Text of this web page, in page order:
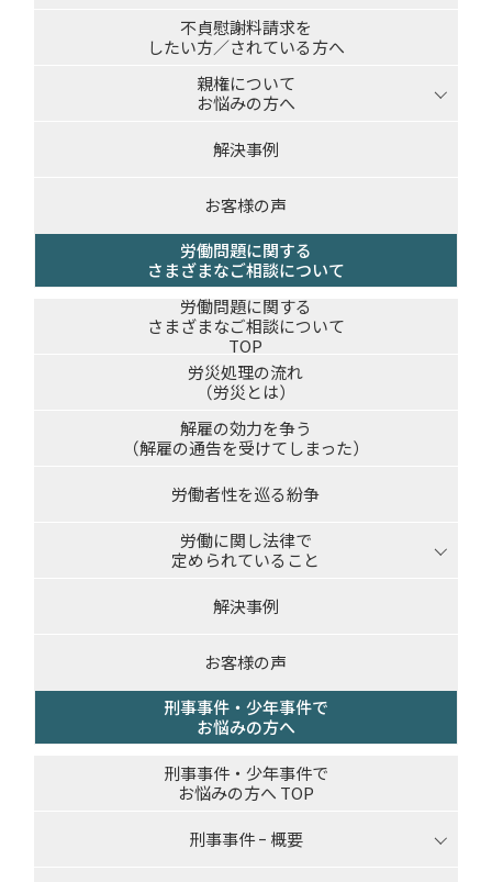
不貞慰謝料請求を
したい方／されている方へ
親権について
お悩みの方へ
解決事例
お客様の声
労働問題に関する
さまざまなご相談について
労働問題に関する
さまざまなご相談について
TOP
労災処理の流れ
（労災とは）
解雇の効力を争う
（解雇の通告を受けてしまった）
労働者性を巡る紛争
労働に関し法律で
定められていること
解決事例
お客様の声
刑事事件・少年事件で
お悩みの方へ
刑事事件・少年事件で
お悩みの方へ TOP
刑事事件 ｰ 概要